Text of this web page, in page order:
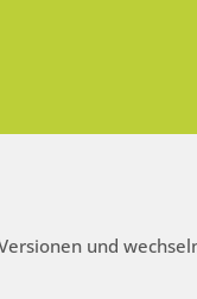
und